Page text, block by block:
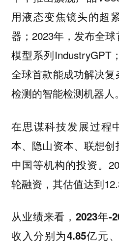
用液态变焦镜头的超
器；2023年，发布全
模型系列IndustryGPT
全球首款能成功解决
检测的智能检测机器人。
在思谋科技发展过程
本、隐山资本、联想
中国等机构的投资。
轮融资，其估值达到
从业绩来看，2023年-
收入分别为4.85亿元